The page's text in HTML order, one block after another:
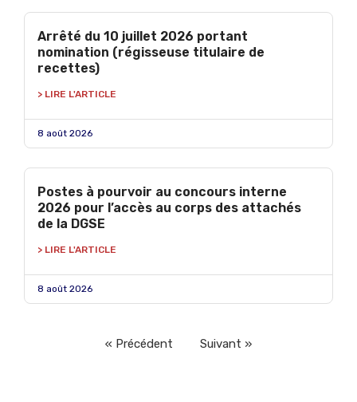
Arrêté du 10 juillet 2026 portant
nomination (régisseuse titulaire de
recettes)
> LIRE L'ARTICLE
8 août 2026
Postes à pourvoir au concours interne
2026 pour l’accès au corps des attachés
de la DGSE
> LIRE L'ARTICLE
8 août 2026
« Précédent Suivant »